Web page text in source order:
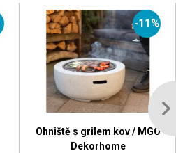
-11%
Ohniště s grilem kov / MGO
Dekorhome